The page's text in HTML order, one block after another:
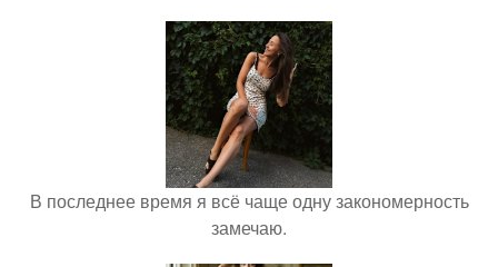
В последнее время я всё чаще одну закономерность
замечаю.